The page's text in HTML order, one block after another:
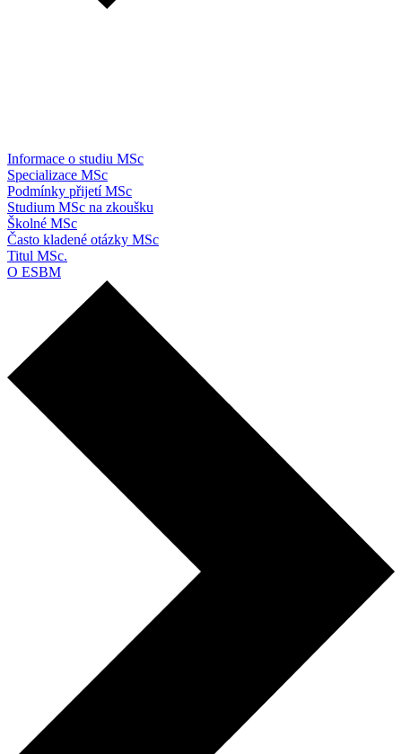
Informace o studiu MSc
Specializace MSc
Podmínky přijetí MSc
Studium MSc na zkoušku
Školné MSc
Často kladené otázky MSc
Titul MSc.
O ESBM